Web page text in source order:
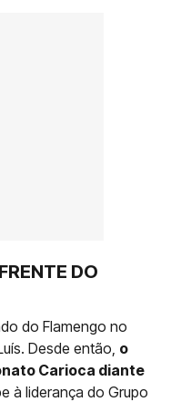
DO
do Flamengo no
Desde então, o
Carioca diante
à liderança do Grupo